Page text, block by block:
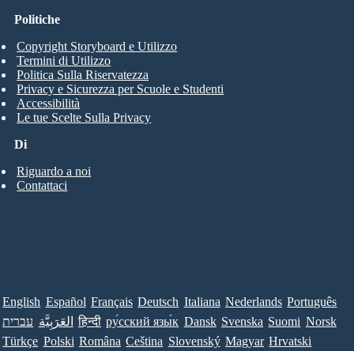
Di
Riguardo a noi
Contattaci
Politiche
Copyright Storyboard e Utilizzo
Termini di Utilizzo
Politica Sulla Riservatezza
Privacy e Sicurezza per Scuole e Studenti
Accessibilità
Le tue Scelte Sulla Privacy
English Español Français Deutsch Italiana Nederlands Português
עברית العَرَبِيَّة हिन्दी ру́сский язы́к Dansk Svenska Suomi Norsk
Türkçe Polski Româna Ceština Slovenský Magyar Hrvatski